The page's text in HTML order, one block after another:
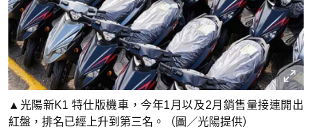
▲光陽新K1 特仕版機車，今年1月以及2月銷售量接連開出
紅盤，排名已經上升到第三名。（圖／光陽提供）